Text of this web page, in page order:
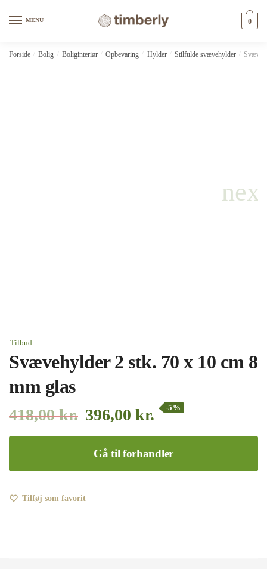
MENU 0
Forside Bolig Boliginteriør Opbevaring Hylder Stilfulde svævehylder
Tilbud
Svævehylder 2 stk. 70 x 10 cm 8
mm glas
418,00kr. 396,00 kr. -5%
Gå til forhandler
Tilføj som favorit